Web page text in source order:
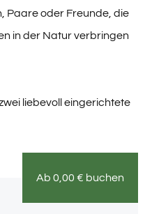
Paare oder Freunde, die
in der Natur verbringen
liebevoll eingerichtete
Ab 0,00 € buchen